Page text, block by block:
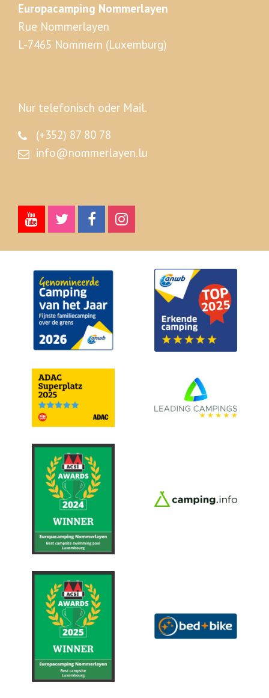
Europacamping Nommerlayen
Rue Nommerlayen
L-7465 Nommern (Luxemburg)
Nur telefonisch oder Mail.
(+352) 87 80 78
info@nommerlayen.lu